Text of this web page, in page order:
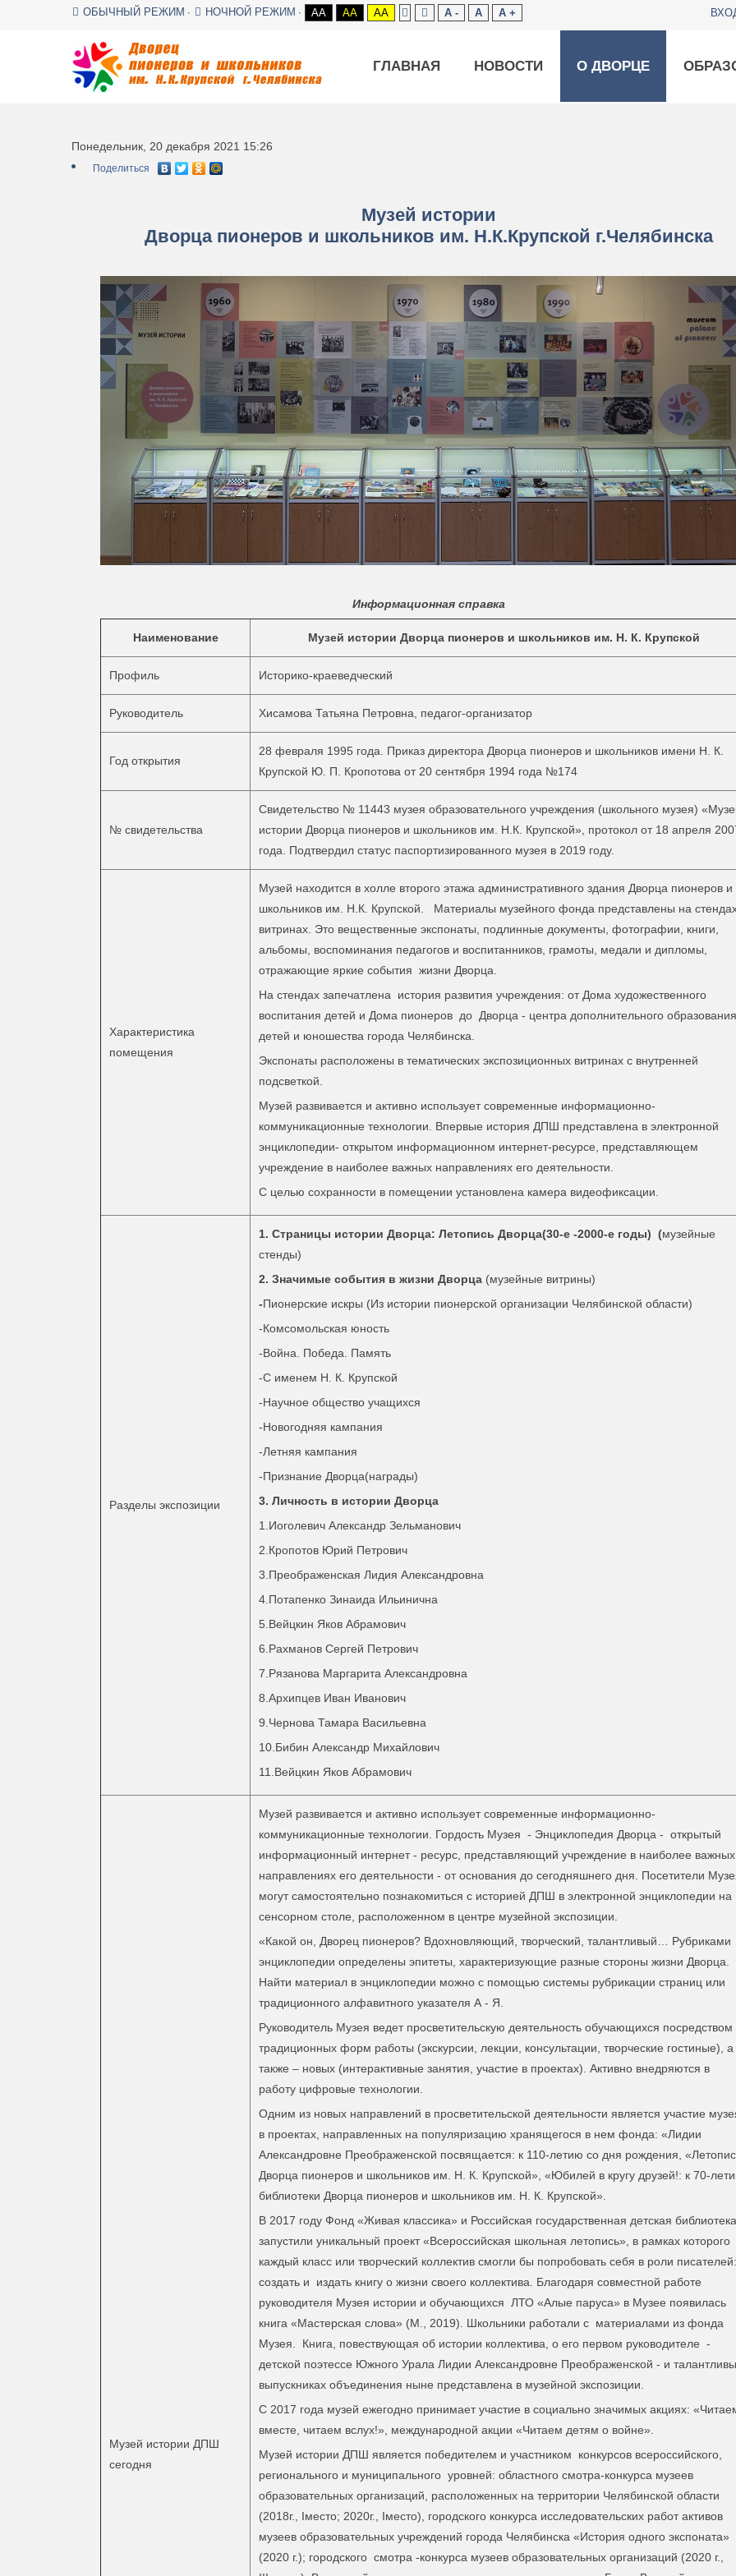
ОБЫЧНЫЙ РЕЖИМ НОЧНОЙ РЕЖИМ AA AA AA A - A A +
ГЛАВНАЯ НОВОСТИ О ДВОРЦЕ
Понедельник, 20 декабря 2021 15:26
Поделиться
Музей истории
Дворца пионеров и школьников им. Н.К.Крупской г.Челябинска
Информационная справка
Наименование Музей истории Дворца пионеров и школьников им. Н. К. Крупской
Профиль Историко-краеведческий
Руководитель Хисамова Татьяна Петровна, педагог-организатор
Год открытия
28 февраля 1995 года. Приказ директора Дворца пионеров и школьников имени Н. К.
Крупской Ю. П. Кропотова от 20 сентября 1994 года №174
№ свидетельства
Свидетельство № 11443 музея образовательного учреждения (школьного музея)
истории Дворца пионеров и школьников им. Н.К. Крупской», протокол от 18 апреля
года. Подтвердил статус паспортизированного музея в 2019 году.
Характеристика
помещения
Музей находится в холле второго этажа административного здания Дворца пионеров и
школьников им. Н.К. Крупской. Материалы музейного фонда представлены на
витринах. Это вещественные экспонаты, подлинные документы, фотографии, книги,
альбомы, воспоминания педагогов и воспитанников, грамоты, медали и дипломы,
отражающие яркие события жизни Дворца.
На стендах запечатлена история развития учреждения: от Дома художественного
воспитания детей и Дома пионеров до Дворца - центра дополнительного образования
детей и юношества города Челябинска.
Экспонаты расположены в тематических экспозиционных витринах с внутренней
подсветкой.
Музей развивается и активно использует современные информационно-
коммуникационные технологии. Впервые история ДПШ представлена в электронной
энциклопедии- открытом информационном интернет-ресурсе, представляющем
учреждение в наиболее важных направлениях его деятельности.
С целью сохранности в помещении установлена камера видеофиксации.
Разделы экспозиции
1. Страницы истории Дворца: Летопись Дворца(30-е -2000-е годы) (музейные
стенды)
2. Значимые события в жизни Дворца (музейные витрины)
-Пионерские искры (Из истории пионерской организации Челябинской области)
-Комсомольская юность
-Война. Победа. Память
-С именем Н. К. Крупской
-Научное общество учащихся
-Новогодняя кампания
-Летняя кампания
-Признание Дворца(награды)
3. Личность в истории Дворца
1.Иоголевич Александр Зельманович
2.Кропотов Юрий Петрович
3.Преображенская Лидия Александровна
4.Потапенко Зинаида Ильинична
5.Вейцкин Яков Абрамович
6.Рахманов Сергей Петрович
7.Рязанова Маргарита Александровна
8.Архипцев Иван Иванович
9.Чернова Тамара Васильевна
10.Бибин Александр Михайлович
11.Вейцкин Яков Абрамович
Музей истории ДПШ
сегодня
Музей развивается и активно использует современные информационно-
коммуникационные технологии. Гордость Музея - Энциклопедия Дворца - открытый
информационный интернет - ресурс, представляющий учреждение в наиболее важных
направлениях его деятельности - от основания до сегодняшнего дня. Посетители
могут самостоятельно познакомиться с историей ДПШ в электронной энциклопедии на
сенсорном столе, расположенном в центре музейной экспозиции.
«Какой он, Дворец пионеров? Вдохновляющий, творческий, талантливый… Рубриками
энциклопедии определены эпитеты, характеризующие разные стороны жизни Дворца.
Найти материал в энциклопедии можно с помощью системы рубрикации страниц или
традиционного алфавитного указателя А - Я.
Руководитель Музея ведет просветительскую деятельность обучающихся посредством
традиционных форм работы (экскурсии, лекции, консультации, творческие гостиные), а
также – новых (интерактивные занятия, участие в проектах). Активно внедряются в
работу цифровые технологии.
Одним из новых направлений в просветительской деятельности является участие
в проектах, направленных на популяризацию хранящегося в нем фонда: «Лидии
Александровне Преображенской посвящается: к 110-летию со дня рождения,
Дворца пионеров и школьников им. Н. К. Крупской», «Юбилей в кругу друзей!: к 70-
библиотеки Дворца пионеров и школьников им. Н. К. Крупской».
В 2017 году Фонд «Живая классика» и Российская государственная детская библиотека
запустили уникальный проект «Всероссийская школьная летопись», в рамках которого
каждый класс или творческий коллектив смогли бы попробовать себя в роли писателей:
создать и издать книгу о жизни своего коллектива. Благодаря совместной работе
руководителя Музея истории и обучающихся ЛТО «Алые паруса» в Музее появилась
книга «Мастерская слова» (М., 2019). Школьники работали с материалами из фонда
Музея. Книга, повествующая об истории коллектива, о его первом руководителе -
детской поэтессе Южного Урала Лидии Александровне Преображенской - и
выпускниках объединения ныне представлена в музейной экспозиции.
С 2017 года музей ежегодно принимает участие в социально значимых акциях:
вместе, читаем вслух!», международной акции «Читаем детям о войне».
Музей истории ДПШ является победителем и участником конкурсов всероссийского,
регионального и муниципального уровней: областного смотра-конкурса музеев
образовательных организаций, расположенных на территории Челябинской области
(2018г., Iместо; 2020г., Iместо), городского конкурса исследовательских работ активов
музеев образовательных учреждений города Челябинска «История одного экспоната»
(2020 г.); городского смотра -конкурса музеев образовательных организаций (2020 г.,